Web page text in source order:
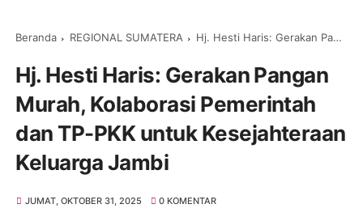
Beranda REGIONAL SUMATERA Hj. Hesti Haris: Gerakan Pangan Murah, Kolaborasi Pemerintah dan TP-PKK untuk Kesejahteraan Keluarga Jambi
Hj. Hesti Haris: Gerakan Pangan
Murah, Kolaborasi Pemerintah
dan TP-PKK untuk Kesejahteraan
Keluarga Jambi
JUMAT, OKTOBER 31, 2025 0 KOMENTAR